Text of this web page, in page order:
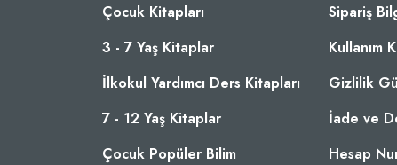
Çocuk Kitapları
3 - 7 Yaş Kitaplar
İlkokul Yardımcı Ders Kitapları
7 - 12 Yaş Kitaplar
Çocuk Popüler Bilim
Sipariş
Kullanım
Gizlilik
İade ve
Hesap